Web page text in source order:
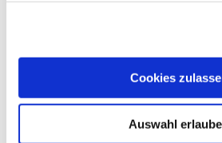
Cookies
Auswahl
entscheiden!
finden wir die Lösung, die am